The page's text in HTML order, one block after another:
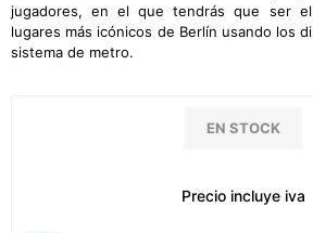
jugadores, en el que tendrás que ser
lugares más icónicos de Berlín usando los
sistema de metro.
EN STOCK
Precio incluye iva